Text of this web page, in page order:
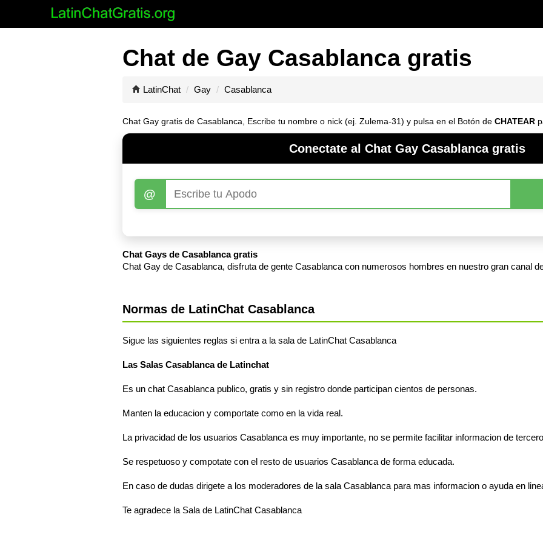
Chat de Gay Casablanca gratis
LatinChat Gay Casablanca
Chat Gay gratis de Casablanca, Escribe tu nombre o nick (ej. Zulema-31) y pulsa en el Botón de CHATEAR
Conectate al Chat Gay Casablanca gratis
@
Chat Gays de Casablanca gratis
Chat Gay de Casablanca, disfruta de gente Casablanca con numerosos hombres en nuestro gran canal
Normas de LatinChat Casablanca
Sigue las siguientes reglas si entra a la sala de LatinChat Casablanca
Las Salas Casablanca de Latinchat
Es un chat Casablanca publico, gratis y sin registro donde participan cientos de personas.
Manten la educacion y comportate como en la vida real.
La privacidad de los usuarios Casablanca es muy importante, no se permite facilitar informacion de
Se respetuoso y compotate con el resto de usuarios Casablanca de forma educada.
En caso de dudas dirigete a los moderadores de la sala Casablanca para mas informacion o ayuda en
Te agradece la Sala de LatinChat Casablanca